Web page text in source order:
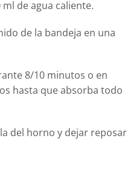
de agua caliente.
de la bandeja en una
8/10 minutos o en
hasta que absorba todo
del horno y dejar reposar